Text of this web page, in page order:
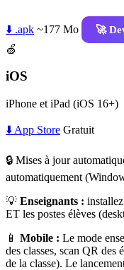
⬇️ .apk ~177 Mo
🚀
🍏
iOS
iPhone et iPad (iOS 16+)
⬇️ App Store Gratuit
🔒 Mises à jour
automatiquement
💡 Enseignants :
ET les postes élèves
📱 Mobile : Le mode
des classes, scan QR des
de la classe). Le